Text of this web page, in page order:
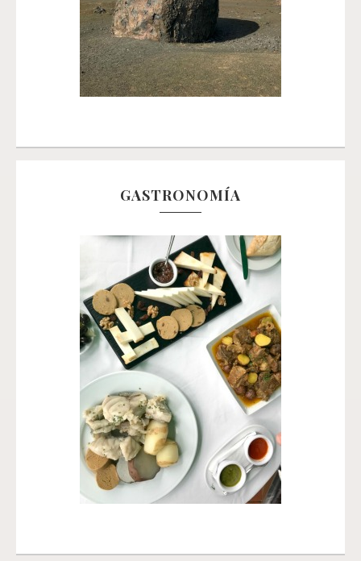
GASTRONOMÍA